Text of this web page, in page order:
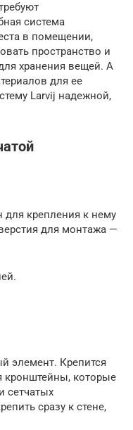
система
в помещении,
пространство и
хранения вещей. А
для ее
Larvij надежной,
крепления к нему
для монтажа —
элемент. Крепится
кронштейны, которые
сетчатых
сразу к стене,